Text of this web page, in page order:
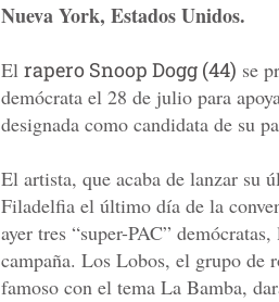
Nueva York, Estados Unidos.
El rapero Snoop Dogg (44) se
demócrata el 28 de julio para
designada como candidata de su
El artista, que acaba de lanzar su
Filadelfia el último día de la
ayer tres “super-PAC”
campaña. Los Lobos, el grupo de
famoso con el tema La Bamba,